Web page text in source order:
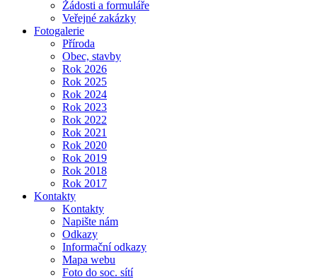
Žádosti a formuláře
Veřejné zakázky
Fotogalerie
Příroda
Obec, stavby
Rok 2026
Rok 2025
Rok 2024
Rok 2023
Rok 2022
Rok 2021
Rok 2020
Rok 2019
Rok 2018
Rok 2017
Kontakty
Kontakty
Napište nám
Odkazy
Informační odkazy
Mapa webu
Foto do soc. sítí